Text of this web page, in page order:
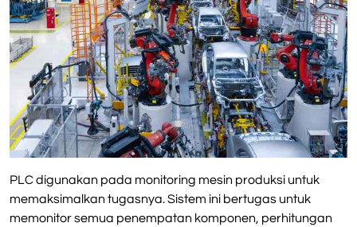
PLC digunakan pada monitoring mesin produksi untuk
memaksimalkan tugasnya. Sistem ini bertugas untuk
memonitor semua penempatan komponen, perhitungan